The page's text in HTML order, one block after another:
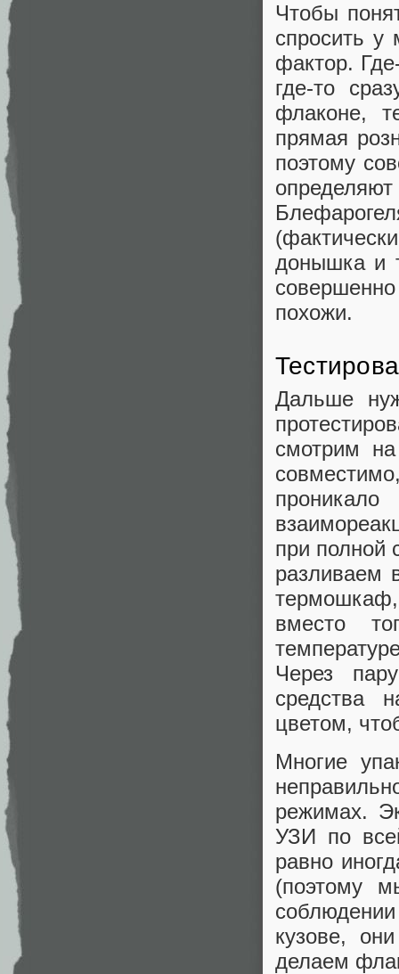
Чтобы
спросить у
фактор.
где-то
флаконе,
прямая
поэтому
донышка и
похожи.
Дальше
смотрим
при полной
разливаем
вместо
Через
средства
цветом,
Многие
режимах.
УЗИ по
равно
(поэтому
кузове,
делаем